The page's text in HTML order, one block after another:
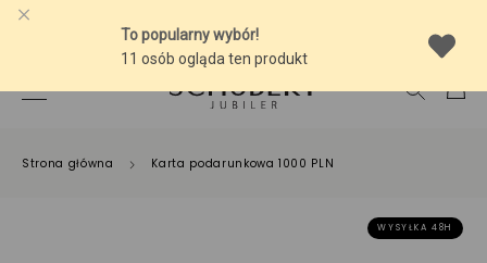
Strona główna Karta podarunkowa 1000 PLN
WYSYŁKA 48H